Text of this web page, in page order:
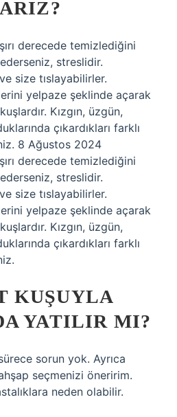
derecede temizlediğini
streslidir.
ve size tıslayabilirler.
yelpaze şeklinde açarak
Kızgın, üzgün,
çıkardıkları farklı
8 Ağustos 2024
derecede temizlediğini
streslidir.
ve size tıslayabilirler.
yelpaze şeklinde açarak
Kızgın, üzgün,
çıkardıkları farklı
KUŞUYLA
YATILIR MI?
sorun yok. Ayrıca
seçmenizi öneririm.
neden olabilir.